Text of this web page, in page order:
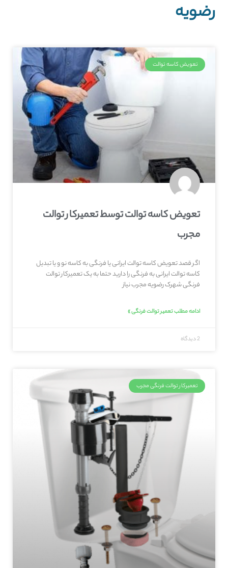
رضویه
تعویض کاسه توالت
تعویض کاسه توالت توسط تعمیرکار توالت
مجرب
اگر قصد تعویض کاسه توالت ایرانی یا فرنگی به کاسه نو و یا تبدیل
کاسه توالت ایرانی به فرنگی را دارید حتما به یک تعمیرکار توالت
فرنگی شهرک رضویه مجرب نیاز
ادامه مطلب تعمیر توالت فرنگی »
2 دیدگاه
تعمیرکار توالت فرنگی مجرب